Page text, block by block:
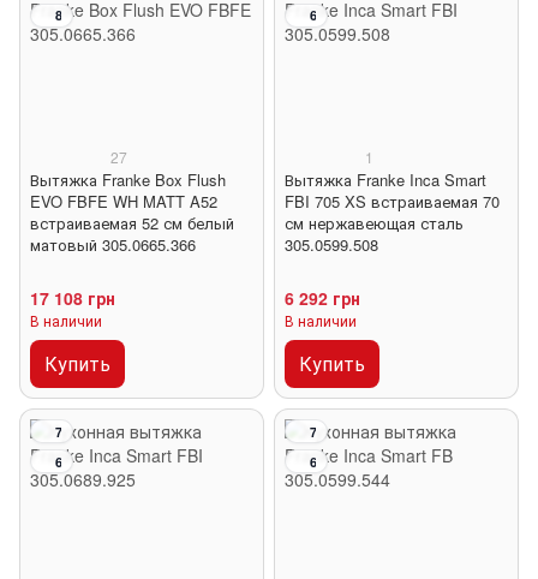
8
27
Вытяжка Franke Box Flush
EVO FBFE WH MATT A52
встраиваемая 52 см белый
матовый 305.0665.366
17 108 грн
В наличии
Купить
6
1
Вытяжка Franke Inca Smart
FBI 705 XS встраиваемая 70
см нержавеющая сталь
305.0599.508
6 292 грн
В наличии
Купить
7
6
7
6